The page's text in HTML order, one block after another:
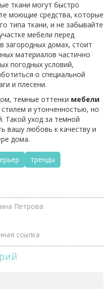
ткани могут быстро
моющие средства, которые
типа ткани, и не забывайте
мебели перед
загородных домах, стоит
материалов частично
погодных условий,
о специальной
и плесени.
темные оттенки мебели
и утонченностью, но
Такой уход за темной
вашу любовь к качеству и
дома.
тренды
Петрова
ссылка